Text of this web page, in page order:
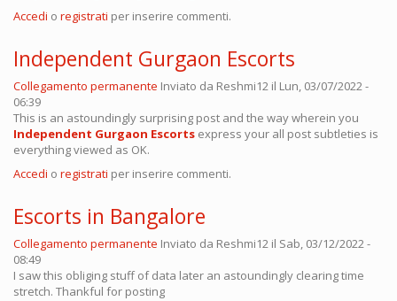
Accedi o registrati per inserire commenti.
Independent Gurgaon Escorts
Collegamento permanente Inviato da Reshmi12 il Lun, 03/07/2022 -
06:39
This is an astoundingly surprising post and the way wherein you
Independent Gurgaon Escorts express your all post subtleties is
everything viewed as OK.
Accedi o registrati per inserire commenti.
Escorts in Bangalore
Collegamento permanente Inviato da Reshmi12 il Sab, 03/12/2022 -
08:49
I saw this obliging stuff of data later an astoundingly clearing time
stretch. Thankful for posting